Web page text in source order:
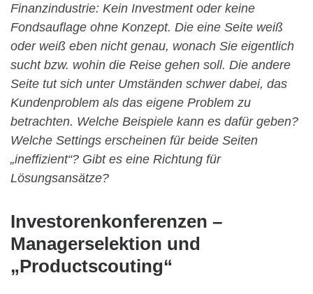
Finanzindustrie: Kein Investment oder keine
Fondsauflage ohne Konzept. Die eine Seite weiß
oder weiß eben nicht genau, wonach Sie eigentlich
sucht bzw. wohin die Reise gehen soll. Die andere
Seite tut sich unter Umständen schwer dabei, das
Kundenproblem als das eigene Problem zu
betrachten. Welche Beispiele kann es dafür geben?
Welche Settings erscheinen für beide Seiten
„ineffizient“? Gibt es eine Richtung für
Lösungsansätze?
Investorenkonferenzen –
Managerselektion und
„Productscouting“